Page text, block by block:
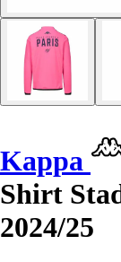
Kappa
Shirt
2024/25